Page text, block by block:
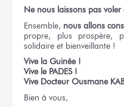
Ne nous laissons pas voler
Ensemble, nous allons
propre, plus prospère,
solidaire et bienveillante !
Vive la Guinée !
Vive le PADES !
Vive Docteur Ousmane
Bien à vous,